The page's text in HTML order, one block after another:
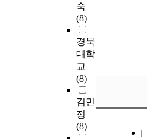
숙
(8)
경북
대학
교
(8)
김민
정
(8)